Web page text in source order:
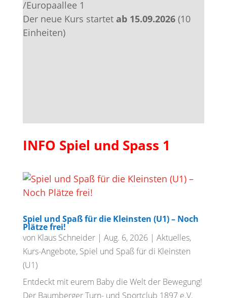
/Europaallee 1
Der neue Kurs startet ab 15.09.2026 (10
Einheiten)
INFO Spiel und Spass 1
Spiel und Spaß für die Kleinsten (U1) – Noch
Plätze frei!
von Klaus Schneider| Aug. 6, 2026| Aktuelles,
Kurs-Angebote, Spiel und Spaß für di Kleinsten
(U1)
Entdeckt mit eurem Baby die Welt der Bewegung!
Der Baumberger Turn- und Sportclub 1897 e.V.